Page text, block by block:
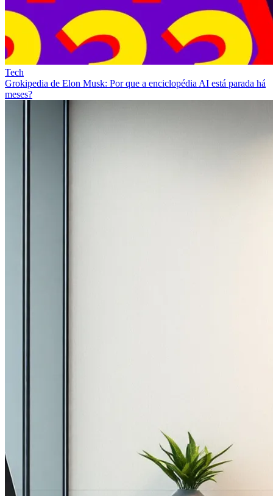
Tech
Grokipedia de Elon Musk: Por que a enciclopédia AI está parada há
meses?